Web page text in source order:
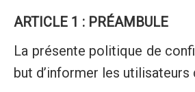
ARTICLE 1 : PRÉAMBULE
La présente politique de
but d’informer les utilisateurs